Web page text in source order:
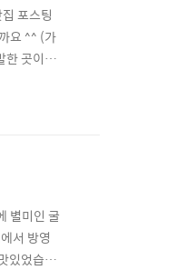
포스팅
요 ^^ (가
한 곳이기
생각했
별미인 굴
서 방영
있었습니